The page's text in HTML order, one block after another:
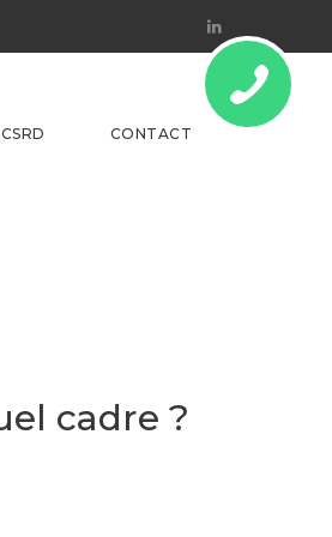
Linkedin
CONTACT
cadre ?